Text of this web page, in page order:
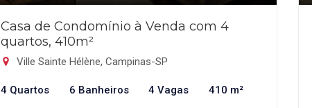
Casa de Condomínio à Venda com 4
quartos, 410m²
Ville Sainte Hélène, Campinas-SP
4 Quartos 6 Banheiros 4 Vagas 410 m²